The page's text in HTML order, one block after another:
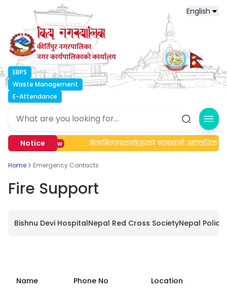
English
कीर्तिपुर नगरपालिका
नगर कार्यपालिकाको कार्यालय
EBPS
Waste Management
E-Attendance
Notice
सूचना। New मेलमिलापकर्ताहरुको नामावली अद्यावधिक
Home Emergency Contacts
Fire Support
Name Phone No Location
Bishnu Devi HospitalNepal Red Cross SocietyNepal Police